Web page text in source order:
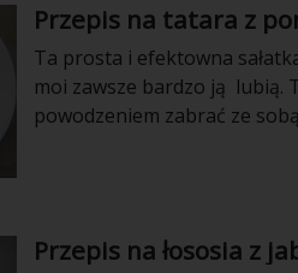
Przepis na tatara z
Ta prosta i efektowna
moi zawsze bardzo ją lubią.
powodzeniem zabrać ze
Przepis na łososia z